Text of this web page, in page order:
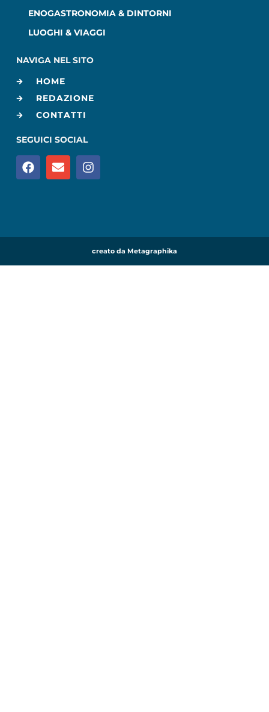
ENOGASTRONOMIA & DINTORNI
LUOGHI & VIAGGI
NAVIGA NEL SITO
HOME
REDAZIONE
CONTATTI
SEGUICI SOCIAL
creato da Metagraphika